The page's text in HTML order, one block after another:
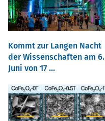
Kommt zur Langen Nacht
der Wissenschaften am 6.
Juni von 17 ...